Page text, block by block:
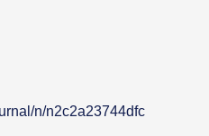
n/n2c2a23744dfc